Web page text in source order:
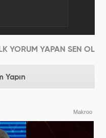
YORUM YAPAN SEN OL
Yapın
Makroo